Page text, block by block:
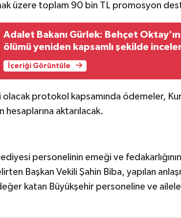
üzere toplam 90 bin TL promosyon
Adalet Bakanı Gürlek: Behçet
ölümü yeniden kapsamlı şekilde
İçeriği Görüntüle
protokol kapsamında ödemeler,
aktarılacak.
personelinin emeği ve
Başkan Vekili Şahin Biba, yapılan
katan Büyükşehir personeline ve